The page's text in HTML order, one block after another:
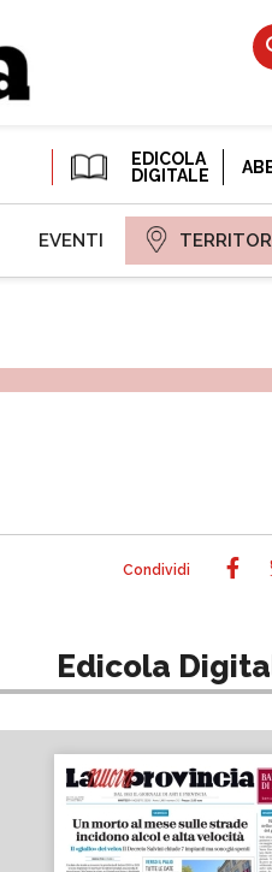
EDICOLA
DIGITALE
EVENTI
Edicola